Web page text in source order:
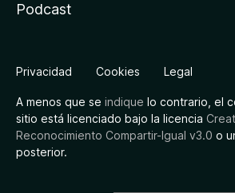
Podcast
Privacidad Cookies Legal
A menos que se indique lo contrario, el
sitio está licenciado bajo la licencia
Reconocimiento Compartir-Igual v3.0 o
posterior.